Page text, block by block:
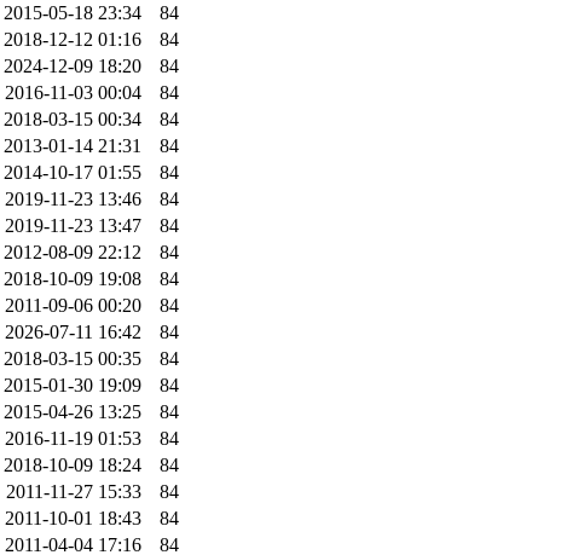
2015-05-18 23:34
84
2018-12-12 01:16
84
2024-12-09 18:20
84
2016-11-03 00:04
84
2018-03-15 00:34
84
2013-01-14 21:31
84
2014-10-17 01:55
84
2019-11-23 13:46
84
2019-11-23 13:47
84
2012-08-09 22:12
84
2018-10-09 19:08
84
2011-09-06 00:20
84
2026-07-11 16:42
84
2018-03-15 00:35
84
2015-01-30 19:09
84
2015-04-26 13:25
84
2016-11-19 01:53
84
2018-10-09 18:24
84
2011-11-27 15:33
84
2011-10-01 18:43
84
2011-04-04 17:16 84